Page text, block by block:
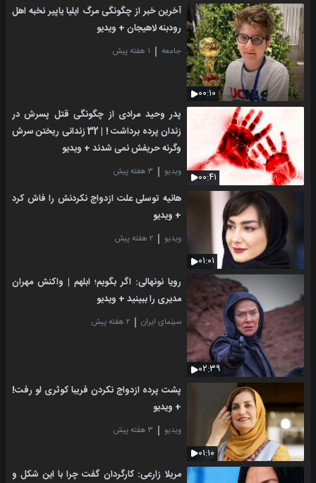
۰۰:۱۰
آخرین خبر از چگونگی مرگ ایلیا یاپیر نخبه اهل
رودبنه لاهیجان + ویدیو
جامعه ۱ هفته پیش
۰۰:۴۱
پدر وحید مرادی از چگونگی قتل پسرش در
زندان پرده برداشت ! | 32 زندانی ریختن سرش
وگرنه حریفش نمی شدند + ویدیو
ویدیو ۳ هفته پیش
۰۱:۰۱
هانیه توسلی علت ازدواج نکردنش را فاش کرد
+ ویدیو
ویدیو ۲ هفته پیش
۰۲:۳۹
رویا نونهالی: اگر بگویم؛ ابلهم | واکنش مهران
مدیری را ببینید + ویدیو
سینمای ایران ۲ هفته پیش
۰۱:۱۰
پشت پرده ازدواج نکردن فریبا کوثری لو رفت!
+ ویدیو
ویدیو ۳ هفته پیش
مریلا زارعی: کارگردان گفت چرا با این شکل و